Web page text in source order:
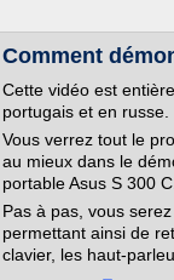
Comment
Cette vidéo est
portugais et en russe.
Vous verrez tout le
au mieux dans le
portable Asus S 300 C.
Pas à pas, vous
permettant ainsi de
clavier, les haut-